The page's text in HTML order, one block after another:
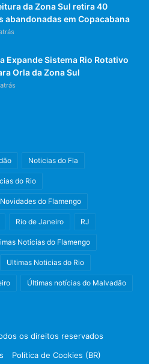
da Zona Sul retira 40
abandonadas em Copacabana
Expande Sistema Rio Rotativo
Orla da Zona Sul
Noticias do Fla
do Rio
Novidades do Flamengo
Rio de Janeiro RJ
Noticias do Flamengo
Ultimas Noticias do Rio
Últimas notícias do Malvadão
os direitos reservados
Política de Cookies (BR)